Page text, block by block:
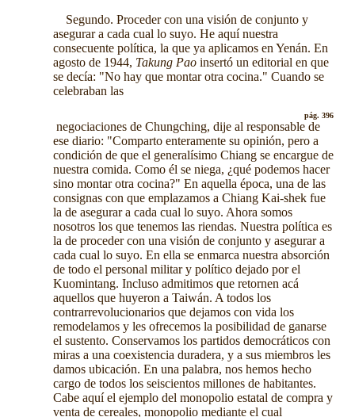
Segundo. Proceder con una visión de conjunto y
asegurar a cada cual lo suyo. He aquí nuestra
consecuente política, la que ya aplicamos en Yenán. En
agosto de 1944, Takung Paoinsertó un editorial en que
se decía: "No hay que montar otra cocina." Cuando se
celebraban las
pág. 396
negociaciones de Chungching, dije al responsable de
ese diario: "Comparto enteramente su opinión, pero a
condición de que el generalísimo Chiang se encargue de
nuestra comida. Como él se niega, ¿qué podemos hacer
sino montar otra cocina?" En aquella época, una de las
consignas con que emplazamos a Chiang Kai-shek fue
la de asegurar a cada cual lo suyo. Ahora somos
nosotros los que tenemos las riendas. Nuestra política es
la de proceder con una visión de conjunto y asegurar a
cada cual lo suyo. En ella se enmarca nuestra absorción
de todo el personal militar y político dejado por el
Kuomintang. Incluso admitimos que retornen acá
aquellos que huyeron a Taiwán. A todos los
contrarrevolucionarios que dejamos con vida los
remodelamos y les ofrecemos la posibilidad de ganarse
el sustento. Conservamos los partidos democráticos con
miras a una coexistencia duradera, y a sus miembros les
damos ubicación. En una palabra, nos hemos hecho
cargo de todos los seiscientos millones de habitantes.
Cabe aquí el ejemplo del monopolio estatal de compra y
venta de cereales, monopolio mediante el cual